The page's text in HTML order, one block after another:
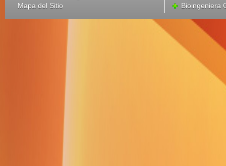
Mapa del Sitio
Bioingeniera